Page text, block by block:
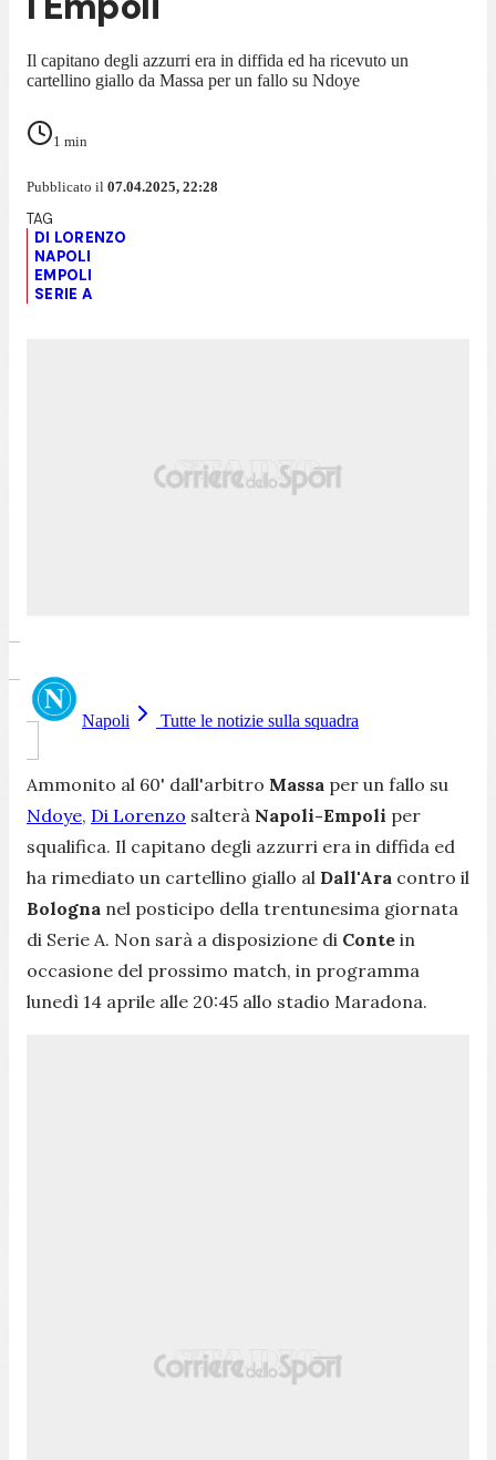
Il capitano degli azzurri era in diffida ed ha ricevuto un
cartellino giallo da Massa per un fallo su Ndoye
1 min
Pubblicato il 07.04.2025, 22:28
DI LORENZO
NAPOLI
EMPOLI
SERIE A
Napoli Tutte le notizie sulla squadra
Ammonito al 60' dall'arbitro Massa per un fallo su
Ndoye, Di Lorenzo salterà Napoli-Empoli per
squalifica. Il capitano degli azzurri era in diffida ed
ha rimediato un cartellino giallo al Dall'Ara contro il
Bologna nel posticipo della trentunesima giornata
di Serie A. Non sarà a disposizione di Conte in
occasione del prossimo match, in programma
lunedì 14 aprile alle 20:45 allo stadio Maradona.